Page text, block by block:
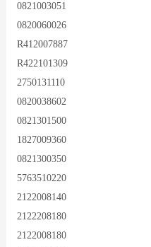
0821003051
0820060026
R412007887
R422101309
2750131110
0820038602
0821301500
1827009360
0821300350
5763510220
2122008140
2122208180
2122008180